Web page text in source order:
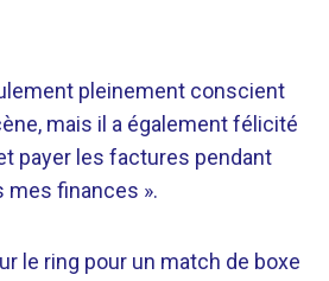
pleinement conscient
mais il a également félicité
payer les factures pendant
mes finances ».
le ring pour un match de boxe